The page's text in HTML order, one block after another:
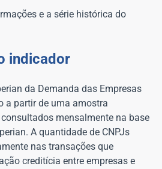
e a série histórica do
indicador
da Demanda das Empresas
a partir de uma amostra
mensalmente na base
A quantidade de CNPJs
nas transações que
creditícia entre empresas e